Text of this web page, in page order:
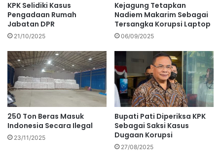
KPK Selidiki Kasus
Pengadaan Rumah
Jabatan DPR
21/10/2025
Kejagung Tetapkan
Nadiem Makarim Sebagai
Tersangka Korupsi Laptop
06/09/2025
250 Ton Beras Masuk
Indonesia Secara Ilegal
23/11/2025
Bupati Pati Diperiksa KPK
Sebagai Saksi Kasus
Dugaan Korupsi
27/08/2025